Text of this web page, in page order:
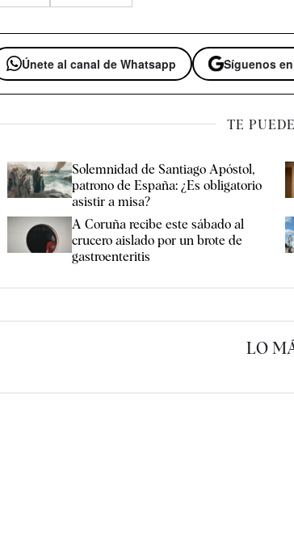
Únete al canal de Whatsapp Síguenos
TE
Solemnidad de Santiago Apóstol,
patrono de España: ¿Es obligatorio
asistir a misa?
A Coruña recibe este sábado al
crucero aislado por un brote de
gastroenteritis
LO